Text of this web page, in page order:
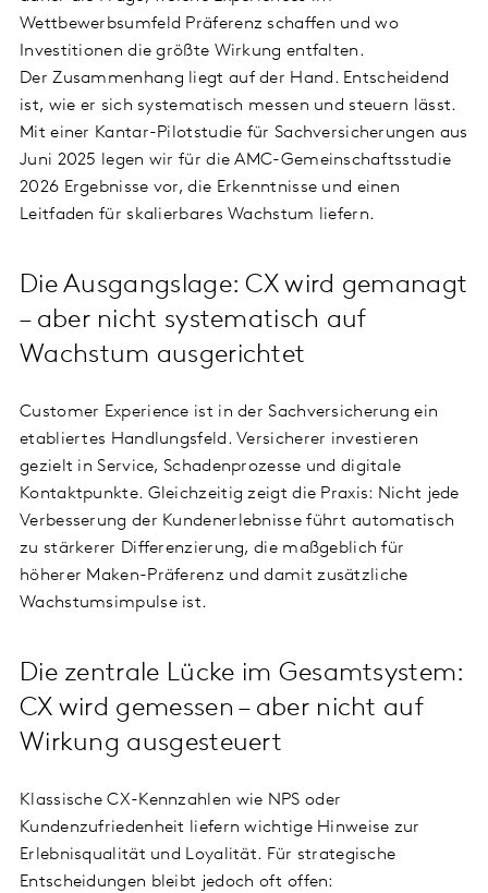
Wettbewerbsumfeld Präferenz schaffen und wo
Investitionen die größte Wirkung entfalten.
Der Zusammenhang liegt auf der Hand. Entscheidend
ist, wie er sich systematisch messen und steuern lässt.
Mit einer Kantar-Pilotstudie für Sachversicherungen aus
Juni 2025 legen wir für die AMC-Gemeinschaftsstudie
2026 Ergebnisse vor, die Erkenntnisse und einen
Leitfaden für skalierbares Wachstum liefern.
Die Ausgangslage: CX wird gemanagt
– aber nicht systematisch auf
Wachstum ausgerichtet
Customer Experience ist in der Sachversicherung ein
etabliertes Handlungsfeld. Versicherer investieren
gezielt in Service, Schadenprozesse und digitale
Kontaktpunkte. Gleichzeitig zeigt die Praxis: Nicht jede
Verbesserung der Kundenerlebnisse führt automatisch
zu stärkerer Differenzierung, die maßgeblich für
höherer Maken-Präferenz und damit zusätzliche
Wachstumsimpulse ist.
Die zentrale Lücke im Gesamtsystem:
CX wird gemessen – aber nicht auf
Wirkung ausgesteuert
Klassische CX-Kennzahlen wie NPS oder
Kundenzufriedenheit liefern wichtige Hinweise zur
Erlebnisqualität und Loyalität. Für strategische
Entscheidungen bleibt jedoch oft offen: